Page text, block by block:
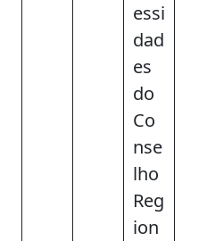
essi
dad
es
do
Co
nse
lho
Reg
ion